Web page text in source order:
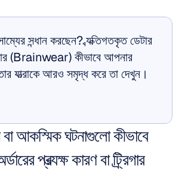
সন্ধান করছেন? ব্যক্তিগতকৃত ডেটার
(Brainwear) কীভাবে আপনার
যাত্রাকে আরও সমৃদ্ধ করে তা দেখুন।
বা আকস্মিক ঘটনাগুলো কীভাবে
প্রত্যক্ষ কারণ বা ট্র্রিগার